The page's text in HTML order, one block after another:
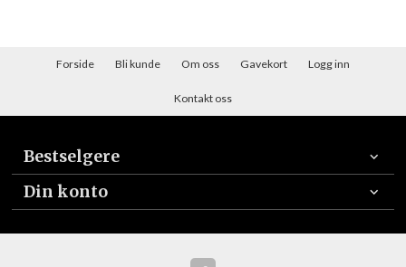
Forside Bli kunde Om oss Gavekort Logg inn
Kontakt oss
Bestselgere
Din konto